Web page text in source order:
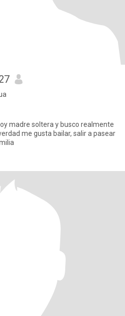
madre soltera y busco realmente
me gusta bailar, salir a pasear